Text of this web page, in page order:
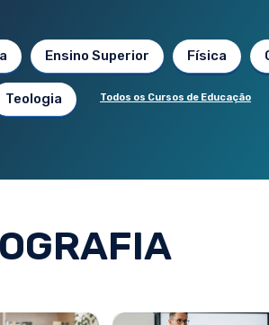
Ensino Superior Física
Teologia Todos os Cursos de Educação